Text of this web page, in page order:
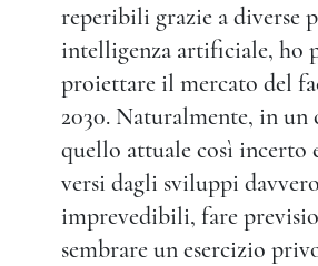
reperibili grazie a diverse
intelligenza artificiale, ho
proiettare il mercato del
2030. Naturalmente, in un
quello attuale così incerto
versi dagli sviluppi davvero
imprevedibili, fare
sembrare un esercizio